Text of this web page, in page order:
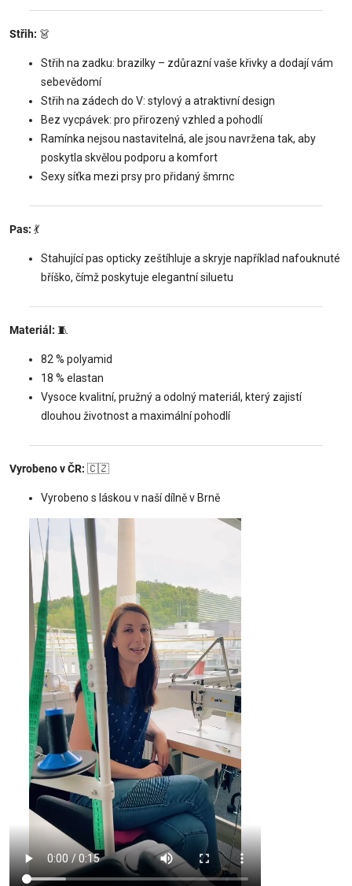
Střih: 👗
Střih na zadku: brazilky – zdůrazní vaše křivky a dodají vám
sebevědomí
Střih na zádech do V: stylový a atraktivní design
Bez vycpávek: pro přirozený vzhled a pohodlí
Ramínka nejsou nastavitelná, ale jsou navržena tak, aby
poskytla skvělou podporu a komfort
Sexy síťka mezi prsy pro přidaný šmrnc
Pas: 💃
Stahující pas opticky zeštíhluje a skryje například nafouknuté
bříško, čímž poskytuje elegantní siluetu
Materiál: 🧵
82 % polyamid
18 % elastan
Vysoce kvalitní, pružný a odolný materiál, který zajistí
dlouhou životnost a maximální pohodlí
Vyrobeno v ČR: 🇨🇿
Vyrobeno s láskou v naší dílně v Brně